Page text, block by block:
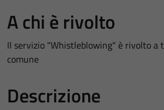
A chi è rivolto
Il servizio "Whistleblowing" è rivolto
comune
Descrizione